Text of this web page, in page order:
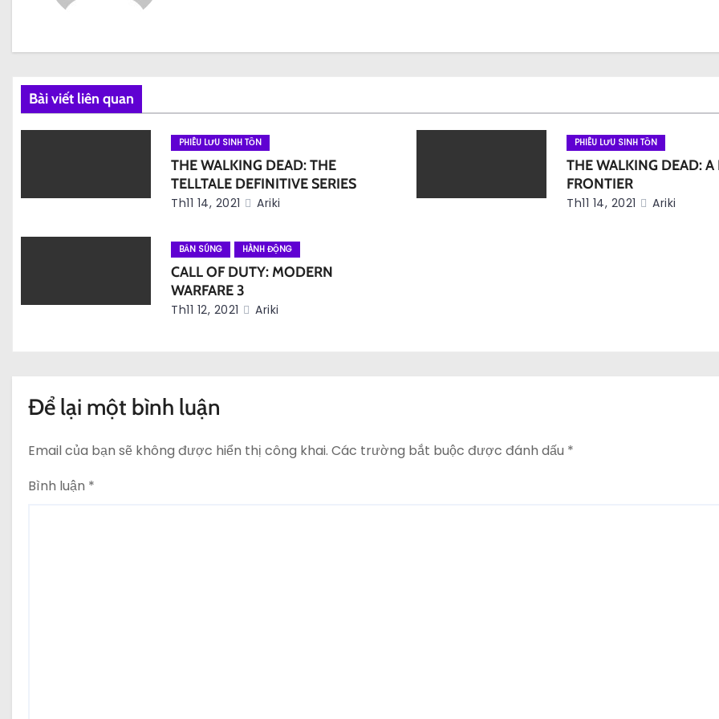
ớ
n
g
Bài viết liên quan
PHIÊU LƯU SINH TỒN
THE WALKING DEAD: THE
TELLTALE DEFINITIVE SERIES
Th11 14, 2021 Ariki
PHIÊU LƯU SINH TỒN
THE WALKING DEAD: A
FRONTIER
Th11 14, 2021 Ariki
BẮN SÚNG HÀNH ĐỘNG
CALL OF DUTY: MODERN
WARFARE 3
Th11 12, 2021 Ariki
Để lại một bình luận
Email của bạn sẽ không được hiển thị công khai. Các trường bắt buộc được đánh dấu *
Bình luận *